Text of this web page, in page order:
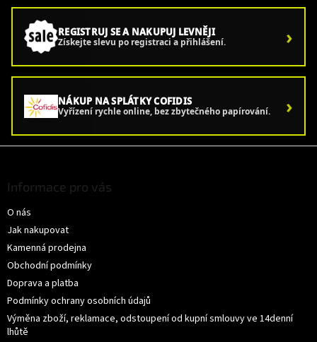
REGISTRUJ SE A NAKUPUJ LEVNĚJI
Získejte slevu po registraci a přihlášení. ›
NÁKUP NA SPLÁTKY COFIDIS
Vyřízení rychle online, bez zbytečného papírování. ›
Informace pro vás
O nás
Jak nakupovat
Kamenná prodejna
Obchodní podmínky
Doprava a platba
Podmínky ochrany osobních údajů
Výměna zboží, reklamace, odstoupení od kupní smlouvy ve 14denní
lhůtě